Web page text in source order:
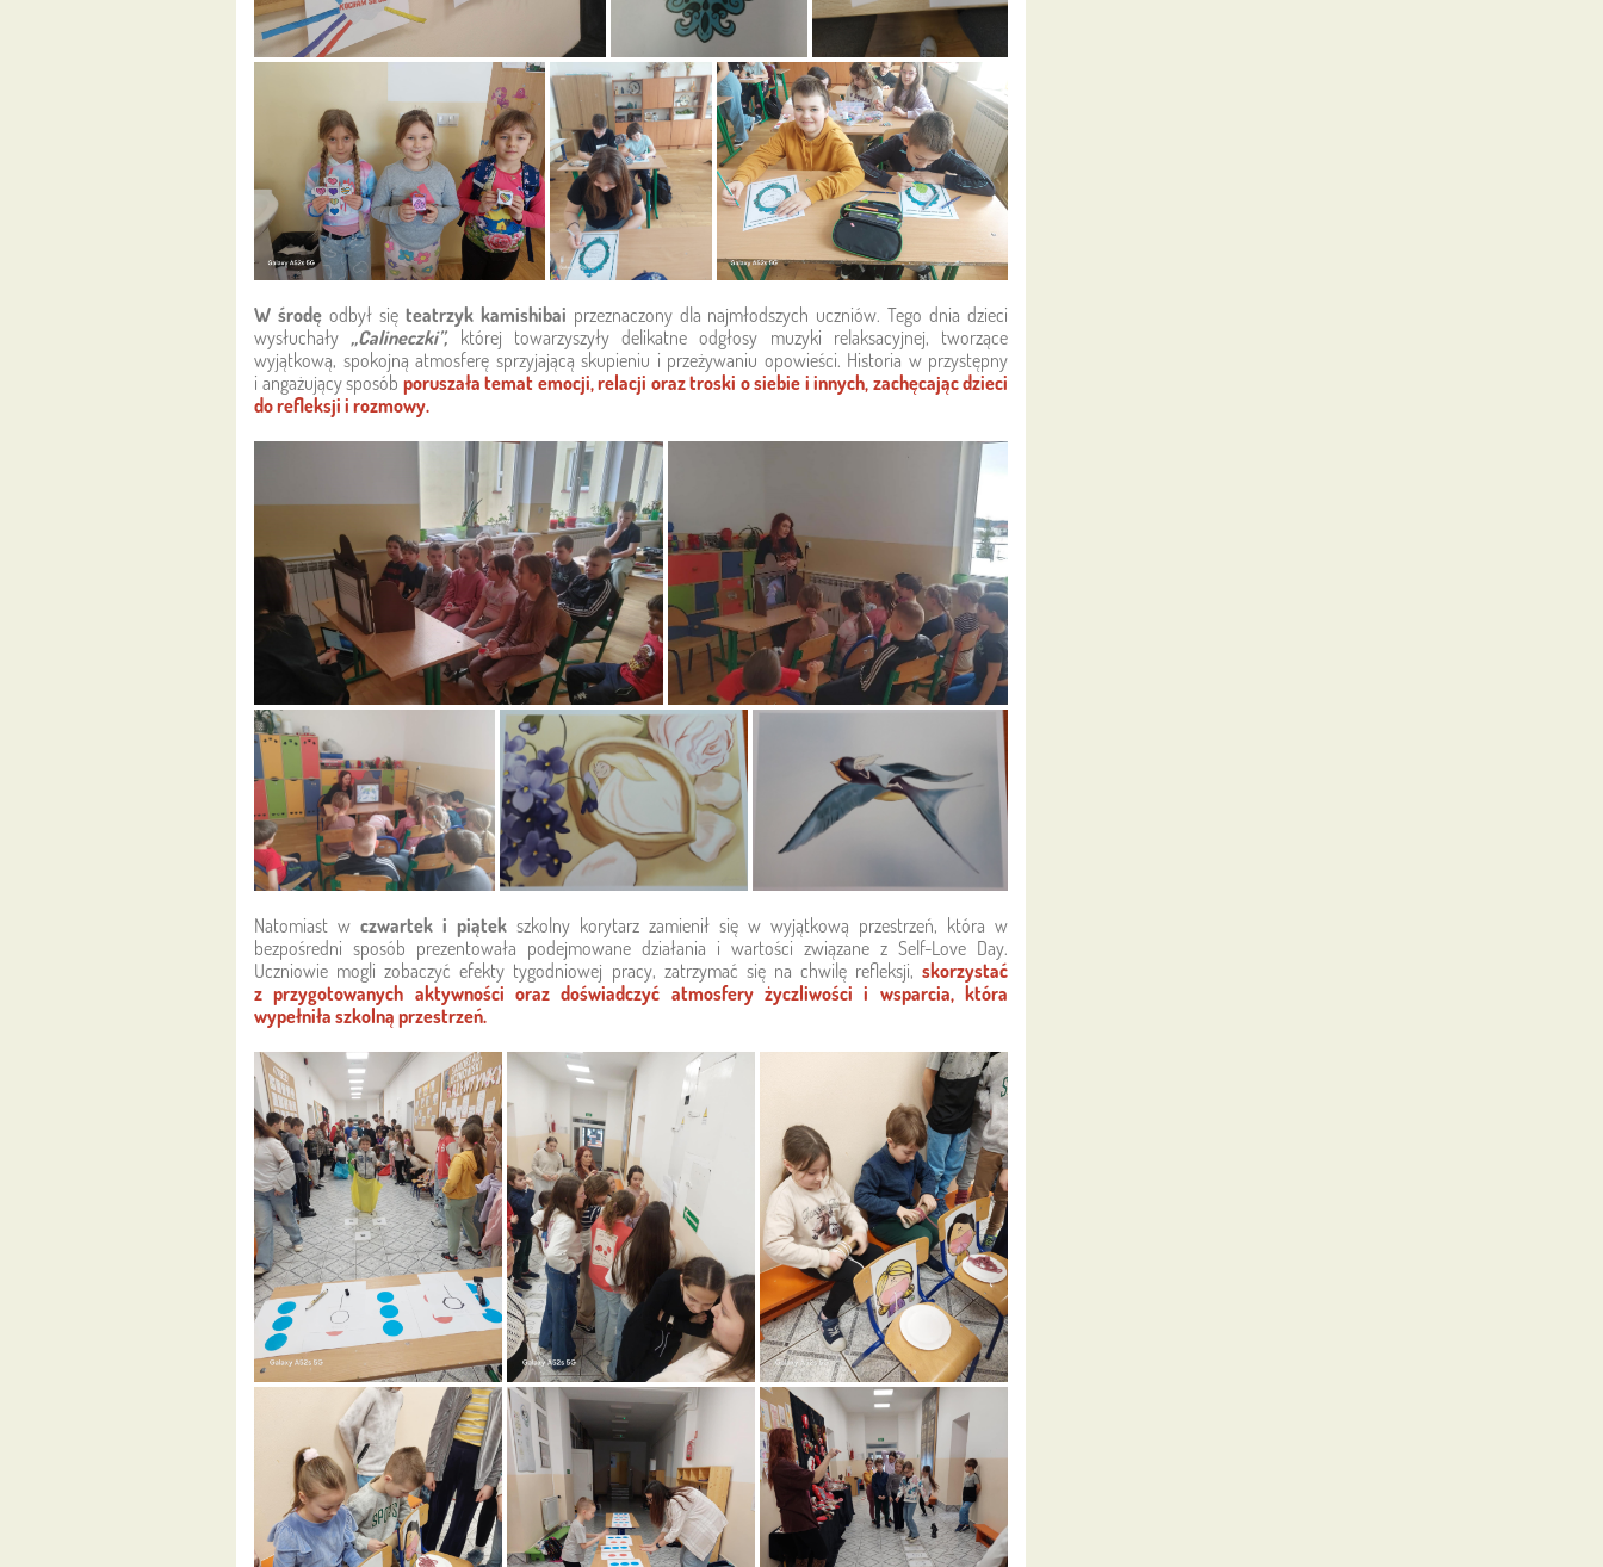
W środę odbył się teatrzyk kamishibai przeznaczony dla najmłodszych uczniów. Tego dnia dzieci
wysłuchały„Calineczki”, której towarzyszyły delikatne odgłosy muzyki relaksacyjnej, tworzące
wyjątkową, spokojną atmosferę sprzyjającą skupieniu i przeżywaniu opowieści. Historia w przystępny
i angażujący sposób poruszała temat emocji, relacji oraz troski o siebie i innych, zachęcając dzieci
do refleksji i rozmowy.
Natomiast wczwartek i piątek szkolny korytarz zamienił się w wyjątkową przestrzeń, która w
bezpośredni sposób prezentowała podejmowane działania i wartości związane z Self-Love Day.
Uczniowie mogli zobaczyć efekty tygodniowej pracy, zatrzymać się na chwilę refleksji,skorzystać
z przygotowanych aktywności oraz doświadczyć atmosfery życzliwości i wsparcia, która
wypełniła szkolną przestrzeń.